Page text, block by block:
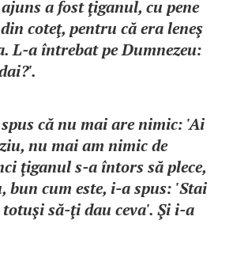
a fost ţiganul, cu pene
coteţ, pentru că era leneş
L-a întrebat pe Dumnezeu:
că nu mai are nimic: 'Ai
nu mai am nimic de
ţiganul s-a întors să plece,
bun cum este, i-a spus: 'Stai
totuşi să-ţi dau ceva'. Şi i-a